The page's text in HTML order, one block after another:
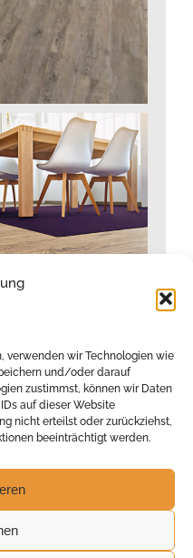
verwenden wir Technologien wie
und/oder darauf
zustimmst, können wir Daten
auf dieser Website
nicht erteilst oder zurückziehst,
beeinträchtigt werden.